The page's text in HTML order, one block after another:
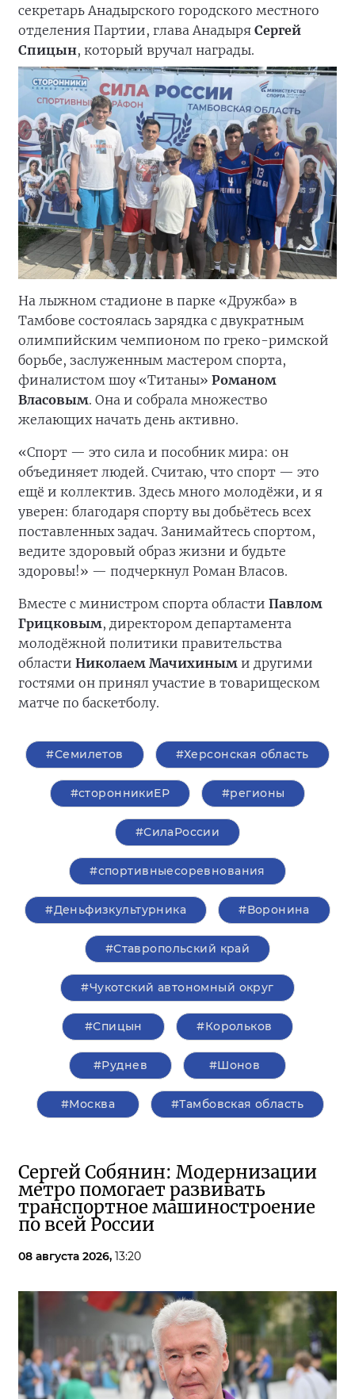
секретарь Анадырского городского местного
отделения Партии, глава Анадыря Сергей
Спицын, который вручал награды.
На лыжном стадионе в парке «Дружба» в
Тамбове состоялась зарядка с двукратным
олимпийским чемпионом по греко-римской
борьбе, заслуженным мастером спорта,
финалистом шоу «Титаны» Романом
Власовым. Она и собрала множество
желающих начать день активно.
«Спорт — это сила и пособник мира: он
объединяет людей. Считаю, что спорт — это
ещё и коллектив. Здесь много молодёжи, и я
уверен: благодаря спорту вы добьётесь всех
поставленных задач. Занимайтесь спортом,
ведите здоровый образ жизни и будьте
здоровы!» — подчеркнул Роман Власов.
Вместе с министром спорта области Павлом
Грицковым, директором департамента
молодёжной политики правительства
области Николаем Мачихиным и другими
гостями он принял участие в товарищеском
матче по баскетболу.
#Семилетов #Херсонская область
#сторонникиЕР #регионы
#СилаРоссии
#спортивныесоревнования
#Деньфизкультурника #Воронина
#Ставропольский край
#Чукотский автономный округ
#Спицын #Корольков
#Руднев #Шонов
#Москва #Тамбовская область
Сергей Собянин: Модернизации
метро помогает развивать
транспортное машиностроение
по всей России
08 августа 2026, 13:20